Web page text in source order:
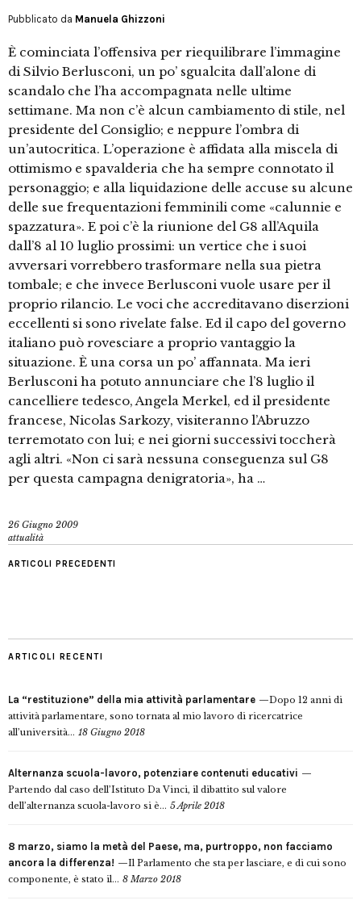
Pubblicato da Manuela Ghizzoni
È cominciata l’offensiva per riequilibrare l’im­magine
di Silvio Berlusconi, un po’ sgualcita dall’alone di
scandalo che l’ha accompagna­ta nelle ultime
settimane. Ma non c’è alcun cambiamen­to di stile, nel
presidente del Consiglio; e neppure l’om­bra di
un’autocritica. L’operazione è affidata alla miscela di
ottimismo e spavalderia che ha sempre connotato il
personaggio; e alla liquidazione delle accuse su alcune
delle sue frequentazioni femminili come «calunnie e
spazzatura». E poi c’è la riunione del G8 all’Aquila
dall’8 al 10 luglio prossimi: un vertice che i suoi
avversari vor­rebbero trasformare nella sua pietra
tombale; e che inve­ce Berlusconi vuole usare per il
proprio rilancio. Le voci che accreditavano diserzioni
eccellenti si sono rivelate false. Ed il capo del governo
italiano può rovesciare a proprio vantaggio la
situazione. È una corsa un po’ affannata. Ma ieri
Berlusconi ha po­tuto annunciare che l’8 luglio il
cancelliere tedesco, Ange­la Merkel, ed il presidente
francese, Nicolas Sarkozy, visi­teranno l’Abruzzo
terremotato con lui; e nei giorni suc­cessivi toccherà
agli altri. «Non ci sarà nessuna conse­guenza sul G8
per questa campagna denigratoria», ha …
26 Giugno 2009
attualità
ARTICOLI PRECEDENTI
ARTICOLI RECENTI
La “restituzione” della mia attività parlamentare
Dopo 12 anni di
attività parlamentare, sono tornata al mio lavoro di ricercatrice
all’università... 18 Giugno 2018
Alternanza scuola-lavoro, potenziare contenuti educativi
Partendo dal caso dell’Istituto Da Vinci, il dibattito sul valore
dell’alternanza scuola-lavoro si è... 5 Aprile 2018
8 marzo, siamo la metà del Paese, ma, purtroppo, non facciamo
ancora la differenza!
Il Parlamento che sta per lasciare, e di cui sono
componente, è stato il... 8 Marzo 2018